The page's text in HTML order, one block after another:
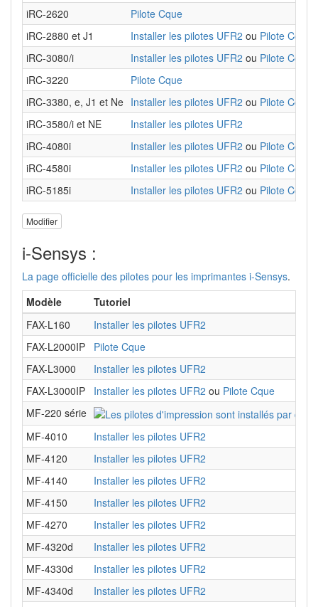
iRC-2620
Pilote Cque
iRC-2880 et J1
Installer les pilotes UFR2 ou Pilote Cque
iRC-3080/i
Installer les pilotes UFR2 ou Pilote Cque
iRC-3220
Pilote Cque
iRC-3380, e, J1 et Ne Installer les pilotes UFR2 ou Pilote Cque
iRC-3580/i et NE
Installer les pilotes UFR2
iRC-4080i
Installer les pilotes UFR2 ou Pilote Cque
iRC-4580i
Installer les pilotes UFR2 ou Pilote Cque
iRC-5185i
Installer les pilotes UFR2 ou Pilote Cque
Modifier
i-Sensys :
La page officielle des pilotes pour les imprimantes i-Sensys.
Modèle
Tutoriel
FAX-L160
Installer les pilotes UFR2
FAX-L2000IP
Pilote Cque
FAX-L3000
Installer les pilotes UFR2
FAX-L3000IP
Installer les pilotes UFR2 ou Pilote Cque
MF-220 série
MF-4010
Installer les pilotes UFR2
MF-4120
Installer les pilotes UFR2
MF-4140
Installer les pilotes UFR2
MF-4150
Installer les pilotes UFR2
MF-4270
Installer les pilotes UFR2
MF-4320d
Installer les pilotes UFR2
MF-4330d
Installer les pilotes UFR2
MF-4340d
Installer les pilotes UFR2